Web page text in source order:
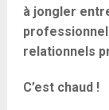
à jongler
relationnels
C’est chaud !